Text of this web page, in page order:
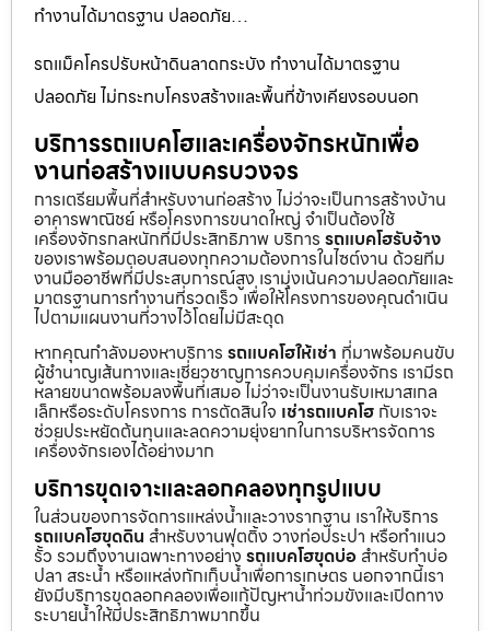
ทำงานได้มาตรฐาน ปลอดภัย…
รถแม็คโครปรับหน้าดินลาดกระบัง ทำงานได้มาตรฐาน
ปลอดภัย ไม่กระทบโครงสร้างและพื้นที่ข้างเคียงรอบนอก
บริการรถแบคโฮและเครื่องจักรหนักเพื่อ
งานก่อสร้างแบบครบวงจร
การเตรียมพื้นที่สำหรับงานก่อสร้าง ไม่ว่าจะเป็นการสร้างบ้าน
อาคารพาณิชย์ หรือโครงการขนาดใหญ่ จำเป็นต้องใช้
เครื่องจักรกลหนักที่มีประสิทธิภาพ บริการ รถแบคโฮรับจ้าง
ของเราพร้อมตอบสนองทุกความต้องการในไซต์งาน ด้วยทีม
งานมืออาชีพที่มีประสบการณ์สูง เรามุ่งเน้นความปลอดภัยและ
มาตรฐานการทำงานที่รวดเร็ว เพื่อให้โครงการของคุณดำเนิน
ไปตามแผนงานที่วางไว้โดยไม่มีสะดุด
หากคุณกำลังมองหาบริการ รถแบคโฮให้เช่า ที่มาพร้อมคนขับ
ผู้ชำนาญเส้นทางและเชี่ยวชาญการควบคุมเครื่องจักร เรามีรถ
หลายขนาดพร้อมลงพื้นที่เสมอ ไม่ว่าจะเป็นงานรับเหมาสเกล
เล็กหรือระดับโครงการ การตัดสินใจ เช่ารถแบคโฮ กับเราจะ
ช่วยประหยัดต้นทุนและลดความยุ่งยากในการบริหารจัดการ
เครื่องจักรเองได้อย่างมาก
บริการขุดเจาะและลอกคลองทุกรูปแบบ
ในส่วนของการจัดการแหล่งน้ำและวางรากฐาน เราให้บริการ
รถแบคโฮขุดดิน สำหรับงานฟุตติ้ง วางท่อประปา หรือทำแนว
รั้ว รวมถึงงานเฉพาะทางอย่าง รถแบคโฮขุดบ่อ สำหรับทำบ่อ
ปลา สระน้ำ หรือแหล่งกักเก็บน้ำเพื่อการเกษตร นอกจากนี้เรา
ยังมีบริการขุดลอกคลองเพื่อแก้ปัญหาน้ำท่วมขังและเปิดทาง
ระบายน้ำให้มีประสิทธิภาพมากขึ้น